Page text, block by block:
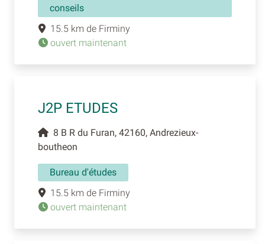
conseils
15.5 km de Firminy
ouvert maintenant
J2P ETUDES
8 B R du Furan, 42160, Andrezieux-
boutheon
Bureau d'études
15.5 km de Firminy
ouvert maintenant